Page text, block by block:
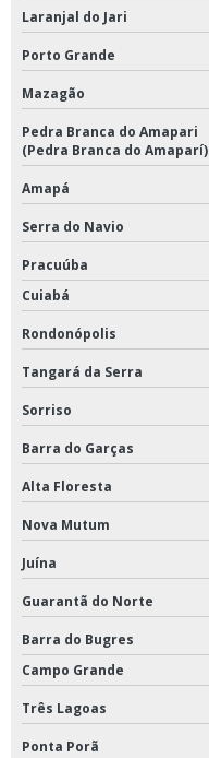
Laranjal do Jari
Porto Grande
Mazagão
Pedra Branca do Amapari
(Pedra Branca do Amaparí)
Amapá
Serra do Navio
Pracuúba
Cuiabá
Rondonópolis
Tangará da Serra
Sorriso
Barra do Garças
Alta Floresta
Nova Mutum
Juína
Guarantã do Norte
Barra do Bugres
Campo Grande
Três Lagoas
Ponta Porã